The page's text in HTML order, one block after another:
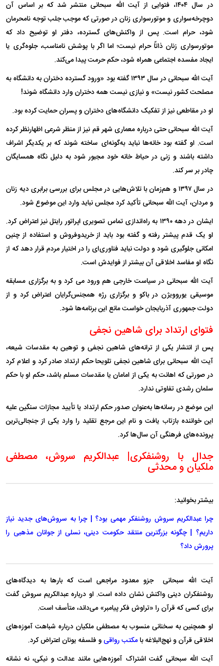
در سال ۱۴۰۴، فتوایی از آیت الله سبحانی منتشر شد که بر اساس آن
دوچرخه‌سواری و موتورسواری زنان در صورتی که موجب جلب توجه نامحرمان
شود، حرام است. پس از واکنش‌های گسترده، دفتر او توضیح داد که
موتورسواری زنان ذاتاً حرام نیست؛ اما اگر با پوشش نامناسب، جلوه‌گری یا
ایجاد مفسده اجتماعی همراه شود، حکم حرمت پیدا می‌کند.
آیت الله سبحانی در سال ۱۳۹۳ گفته بود «ورود گسترده دختران به دانشگاه به
مصلحت کشور نیست» و نیازی نیست همه دختران وارد دانشگاه شوند!
او در مقاطعی نیز از تفکیک دانشگاه‌های دختران و پسران حمایت کرده بود.
آیت الله سبحانی حتی درباره معماری شهر قم نیز از منظر شرعی اظهارنظر کرده
است. او گفته بود خانه‌ها نباید به‌گونه‌ای ساخته شوند که بر یکدیگر اشراف
داشته باشند و زنی در حیاط خانه خود مجبور شود به دلیل نگاه همسایگان
چادر بر سر کند.
در سال ۱۳۹۷ و هم‌زمان با تلاش‌هایی در مجلس برای بررسی برابری دیه زنان
و مردان، آیت الله سبحانی تأکید کرد مجلس نباید وارد این موضوع شود.
ایشان در دهه ۱۳۹۰ به راه‌اندازی تماس تصویری اپراتور رایتل نیز اعتراض کرد.
او یک قدم پیشتر رفته و گفته بود باید از خریدوفروش و استفاده از چنین
امکانی جلوگیری شود و دولت نباید فناوری‌ای را در اختیار مردم قرار دهد که از
نگاه او مفاسد اخلاقی آن بیشتر از فوایدش است.
آیت الله سبحانی در سیاست خارجی هم ورود می کرد و به برگزاری مسابقه
موسیقی یوروویژن در باکو و برگزاری رژه همجنس‌گرایان اعتراض کرد و از
دولت جمهوری آذربایجان خواست مانع این برنامه‌ها شود.
فتوای ارتداد برای شاهین نجفی
پس از انتشار یکی از ترانه‌های شاهین نجفی و توهین به مقدسات شیعه،
آیت الله سبحانی برای شاهین نجفی تلویحا حکم ارتداد صادر کرد و اعلام کرد
در صورتی که اهانت به یکی از امامان یا مقدسات مسلم باشد، حکم او با حکم
سلمان رشدی تفاوتی ندارد.
این موضع در رسانه‌ها به‌عنوان صدور حکم ارتداد یا تأیید مجازات سنگین علیه
این خواننده بازتاب یافت و نام این مرجع تقلید را وارد یکی از جنجالی‌ترین
پرونده‌های فرهنگی آن سال‌ها کرد.
جدال با روشنفکری| عبدالکریم سروش، مصطفی
ملکیان و محدثی
بیشتر بخوانید:
چرا عبدالکریم سروش روشنفکر مهمی بود؟ | چرا به سروش‌های جدید نیاز
داریم؟ | چگونه بزرگترین منتقد حکومت دینی، نسلی از جوانان مذهبی را
پرورش داد؟
آیت الله سبحانی جزو معدود مراجعی است که بارها به دیدگاه‌های
روشنفکران دینی واکنش نشان داده است. او درباره عبدالکریم سروش گفت
برای کسی که قرآن را «تراوش فکر پیامبر» می‌داند، متأسف است.
او همچنین به سخنانی منسوب به مصطفی ملکیان درباره شباهت آموزه‌های
اخلاقی قرآن و نهج‌البلاغه بامکتب رواقیو فلسفه یونان اعتراض کرد.
آیت الله سبحانی گفت اشتراک آموزه‌هایی مانند عدالت و نیکی، نه نشانه